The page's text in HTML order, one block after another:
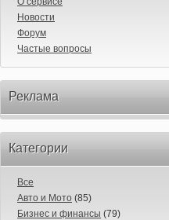
Новости
Форум
Частые вопросы
Реклама
Категории
Все
Авто и Мото (85)
Бизнес и финансы (79)